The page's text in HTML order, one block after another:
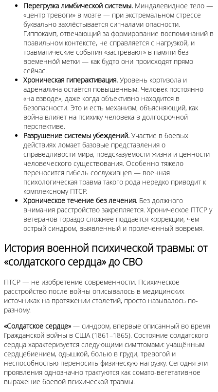
Перегрузка лимбической системы. Миндалевидное тело —
«центр тревоги» в мозге — при экстремальном стрессе
буквально захлёстывается сигналами опасности.
Гиппокамп, отвечающий за формирование воспоминаний в
правильном контексте, не справляется с нагрузкой, и
травматические события «застревают» в памяти без
временно́й метки — как будто они происходят прямо
сейчас.
Хроническая гиперактивация. Уровень кортизола и
адреналина остаётся повышенным. Человек постоянно
«на взводе», даже когда объективно находится в
безопасности. Это и есть механизм, объясняющий, как
война влияет на психику человека в долгосрочной
перспективе.
Разрушение системы убеждений. Участие в боевых
действиях ломает базовые представления о
справедливости мира, предсказуемости жизни и ценности
человеческого существования. Особенно тяжело
переносится гибель сослуживцев — военная
психологическая травма такого рода нередко приводит к
комплексному ПТСР.
Хроническое течение без лечения. Без должного
внимания расстройство закрепляется. Хроническое ПТСР у
ветеранов гораздо сложнее поддаётся коррекции, чем
острый синдром, выявленный и пролеченный вовремя.
История военной психической травмы: от
«солдатского сердца» до СВО
ПТСР — не изобретение современности. Психическое
расстройство после войны описывалось в медицинских
источниках на протяжении столетий, просто называлось по-
разному.
«Солдатское сердце» — синдром, впервые описанный во время
Гражданской войны в США (1861–1865). Состояние солдатского
сердца характеризуется следующими симптомами: учащённым
сердцебиением, одышкой, болью в груди, тревогой и
неспособностью переносить физическую нагрузку. Сегодня эти
проявления однозначно трактуются как сомато-вегетативное
выражение боевой психической травмы.